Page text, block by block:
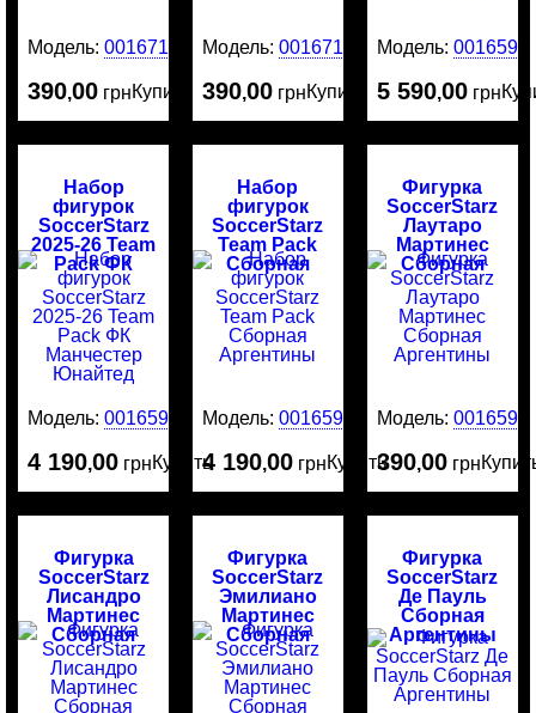
Модель:0016715
390,00 грнКупить
Модель:0016714
390,00 грнКупить
Модель: 0016595
5 590,00 грн
Набор
фигурок
SoccerStarz
2025-26 Team
Pack ФК
Манчестер
Юнайтед
Модель:0016594
4 190,00 грнКупить
Набор
фигурок
SoccerStarz
Team Pack
Сборная
Аргентины
Модель:0016593
4 190,00 грнКупить
Фигурка
SoccerStarz
Лаутаро
Мартинес
Сборная
Аргентины
Модель: 0016592
390,00 грн
Фигурка
SoccerStarz
Лисандро
Мартинес
Сборная
Аргентины
Фигурка
SoccerStarz
Эмилиано
Мартинес
Сборная
Аргентины
Фигурка
SoccerStarz
Де Пауль
Сборная
Аргентины